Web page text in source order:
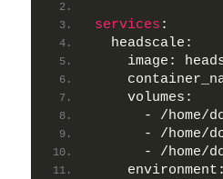
services :
  headscale:
image:
    volumes:
- /home/
- /home/
- /home/
    environment: